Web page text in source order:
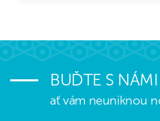
BUĎTE S
ať vám neuniknou